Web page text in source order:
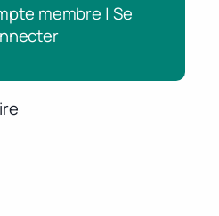
membre | Se